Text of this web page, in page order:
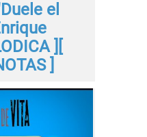
el
][
]